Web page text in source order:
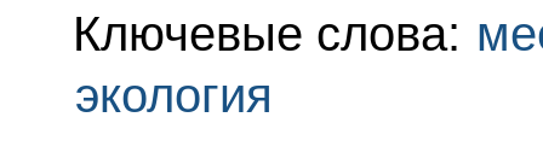
Ключевые слова:
экология